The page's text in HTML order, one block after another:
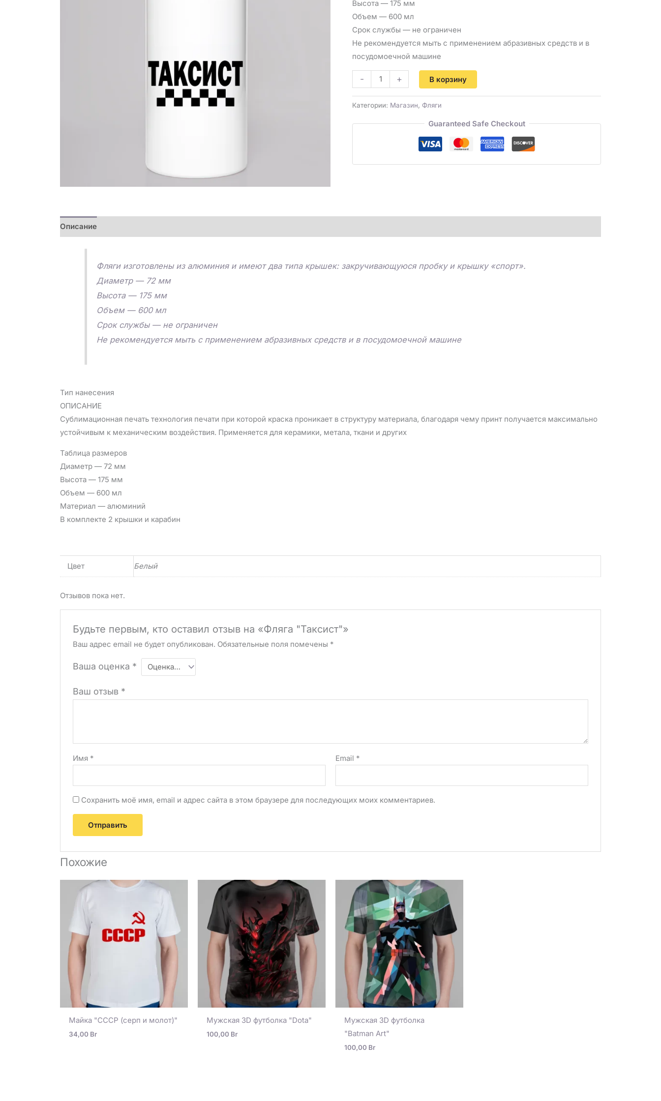
Высота — 175 мм
Объем — 600 мл
Срок службы — не ограничен
Не рекомендуется мыть с применением абразивных средств и в
посудомоечной машине
- + В корзину
Категории: Магазин, Фляги
Guaranteed Safe Checkout
Описание
Фляги изготовлены из алюминия и имеют два типа крышек: закручивающуюся пробку и крышку «спорт».
Диаметр — 72 мм
Высота — 175 мм
Объем — 600 мл
Срок службы — не ограничен
Не рекомендуется мыть с применением абразивных средств и в посудомоечной машине
Тип нанесения
ОПИСАНИЕ
Сублимационная печать технология печати при которой краска проникает в структуру материала, благодаря чему принт получается максимально
устойчивым к механическим воздействия. Применяется для керамики, метала, ткани и других
Таблица размеров
Диаметр — 72 мм
Высота — 175 мм
Объем — 600 мл
Материал — алюминий
В комплекте 2 крышки и карабин
Цвет Белый
Отзывов пока нет.
Будьте первым, кто оставил отзыв на «Фляга "Таксист"»
Ваш адрес email не будет опубликован. Обязательные поля помечены *
Ваша оценка *
Ваш отзыв *
Имя * Email *
Сохранить моё имя, email и адрес сайта в этом браузере для последующих моих комментариев.
Похожие
Майка "СССР (серп и молот)"
34,00 Br
Мужская 3D футболка "Dota"
100,00 Br
Мужская 3D футболка
"Batman Art"
100,00 Br